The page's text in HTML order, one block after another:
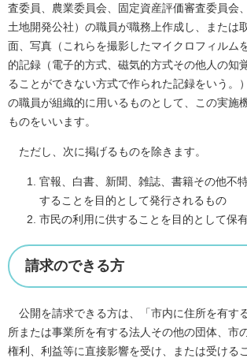
査委員、農業委員会、固定資産評価審査委員会
土地開発公社）の職員が職務上作成し、または
面、写真（これらを撮影したマイクロフィルム
的記録（電子的方式、磁気的方式その他人の知
ることができない方式で作られた記録をいう。
の職員が組織的に用いるものとして、この実施
ものをいいます。
ただし、次に掲げるものを除きます。
官報、白書、新聞、雑誌、書籍その他不
することを目的として発行されるもの
市民の利用に供することを目的として保
請求のできる方
公開を請求できる方は、「市内に住所を有す
所または事業所を有する法人その他の団体、市
権利、利益等に直接影響を受け、または受ける